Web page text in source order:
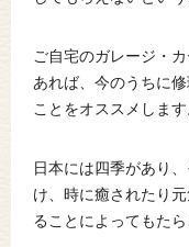
ご自宅のガレージ・
あれば、今のうちに
ことをオススメします
日本には四季があり
け、時に癒されたり
ることによってもた